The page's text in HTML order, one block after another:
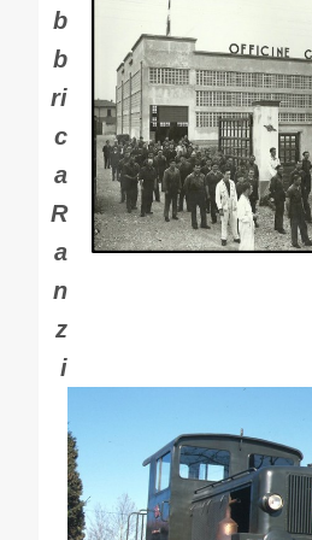
b
b
ri
c
a
R
a
n
z
i